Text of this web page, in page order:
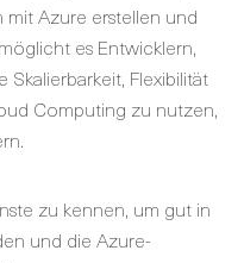
Azure erstellen und
es Entwicklern,
Flexibilität
Computing zu nutzen,
zu kennen, um gut in
und die Azure-